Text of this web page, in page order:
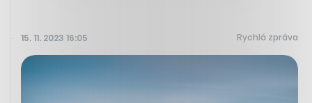
15. 11. 2023 16:05 Rychlá zpráva